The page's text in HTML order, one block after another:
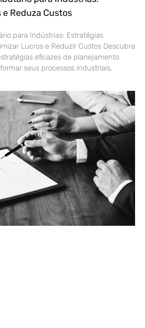
Reduza Custos
para Indústrias: Estratégias
Lucros e Reduzir Custos Descubra
eficazes de planejamento
seus processos industriais,